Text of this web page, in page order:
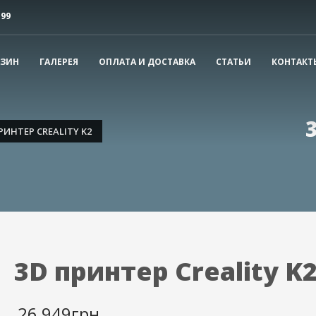
Если у вас остались вопросы, свяжитесь с нами.
ГАЛЕРЕЯ ОПЛАТА И ДОСТАВКА СТАТЬИ
CREALITY K2
3D принтер Creality